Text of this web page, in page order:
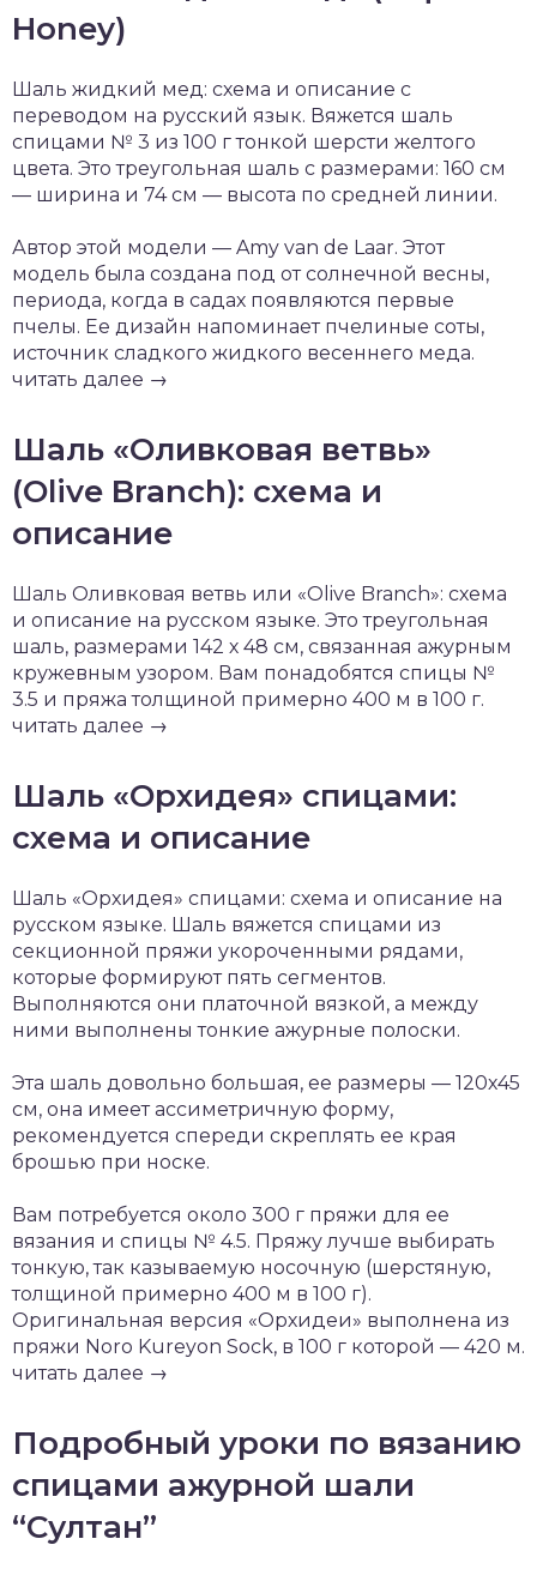
Honey)
Шаль жидкий мед: схема и описание с
переводом на русский язык. Вяжется шаль
спицами № 3 из 100 г тонкой шерсти желтого
цвета. Это треугольная шаль с размерами: 160 см
— ширина и 74 см — высота по средней линии.
Автор этой модели — Amy van de Laar. Этот
модель была создана под от солнечной весны,
периода, когда в садах появляются первые
пчелы. Ее дизайн напоминает пчелиные соты,
источник сладкого жидкого весеннего меда.
читать далее →
Шаль «Оливковая ветвь»
(Olive Branch): схема и
описание
Шаль Оливковая ветвь или «Olive Branch»: схема
и описание на русском языке. Это треугольная
шаль, размерами 142 х 48 см, связанная ажурным
кружевным узором. Вам понадобятся спицы №
3.5 и пряжа толщиной примерно 400 м в 100 г.
читать далее →
Шаль «Орхидея» спицами:
схема и описание
Шаль «Орхидея» спицами: схема и описание на
русском языке. Шаль вяжется спицами из
секционной пряжи укороченными рядами,
которые формируют пять сегментов.
Выполняются они платочной вязкой, а между
ними выполнены тонкие ажурные полоски.
Эта шаль довольно большая, ее размеры — 120х45
см, она имеет ассиметричную форму,
рекомендуется спереди скреплять ее края
брошью при носке.
Вам потребуется около 300 г пряжи для ее
вязания и спицы № 4.5. Пряжу лучше выбирать
тонкую, так казываемую носочную (шерстяную,
толщиной примерно 400 м в 100 г).
Оригинальная версия «Орхидеи» выполнена из
пряжи Noro Kureyon Sock, в 100 г которой — 420 м.
читать далее →
Подробный уроки по вязанию
спицами ажурной шали
“Султан”